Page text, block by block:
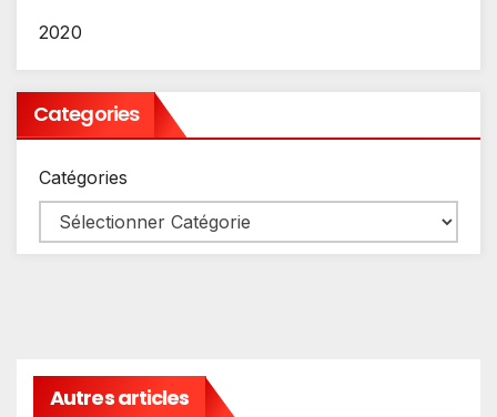
2020
Categories
Catégories
Autres articles